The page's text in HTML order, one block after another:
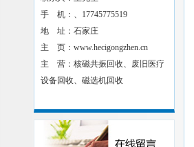
手 机：、17745775519
地 址：石家庄
主 页：www.hecigongzhen.cn
主 营：核磁共振回收、废旧医疗
设备回收、磁选机回收